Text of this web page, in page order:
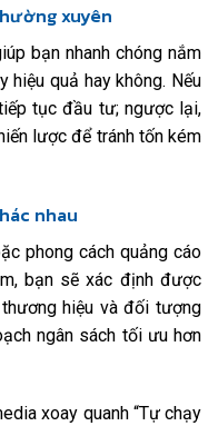
xuyên
bạn nhanh chóng nắm
hiệu quả hay không. Nếu
tục đầu tư; ngược lại,
lược để tránh tốn kém
nhau
phong cách quảng cáo
bạn sẽ xác định được
hiệu và đối tượng
ngân sách tối ưu hơn
xoay quanh “Tự chạy